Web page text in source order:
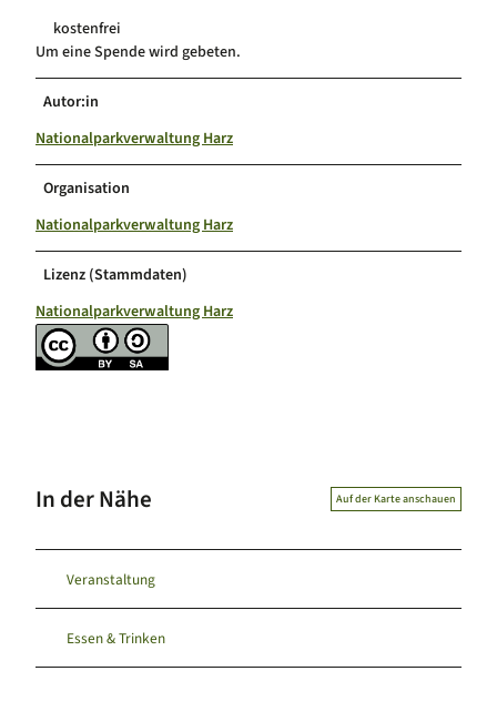
kostenfrei
Um eine Spende wird gebeten.
Autor:in
Nationalparkverwaltung Harz
Organisation
Nationalparkverwaltung Harz
Lizenz (Stammdaten)
Nationalparkverwaltung Harz
In der Nähe Auf der Karte anschauen
Veranstaltung
Essen & Trinken